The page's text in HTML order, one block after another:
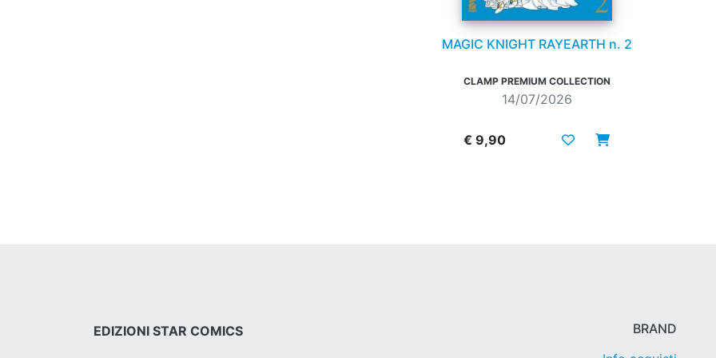
MAGIC KNIGHT RAYEARTH n. 2
CLAMP PREMIUM COLLECTION
14/07/2026
€ 9,90
EDIZIONI STAR COMICS
BRAND